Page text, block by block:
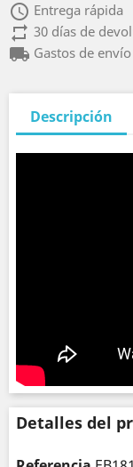
access_time Entrega rápida
repeat30 días de
local_shippingGastos de
Descripción
Detalles del